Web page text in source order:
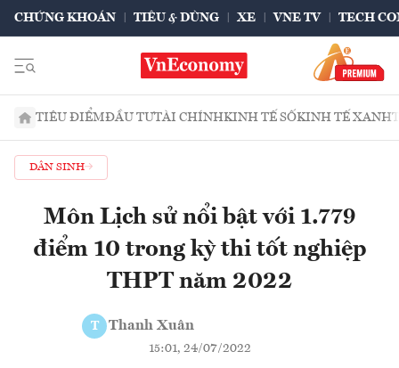
CHỨNG KHOÁN TIÊU & DÙNG XE VNE TV TECH
TIÊU ĐIỂMĐẦU TƯTÀI CHÍNHKINH TẾ SỐKINH TẾ XANH
DÂN SINH
Môn Lịch sử nổi bật với 1.779
điểm 10 trong kỳ thi tốt nghiệp
THPT năm 2022
T Thanh Xuân
15:01, 24/07/2022